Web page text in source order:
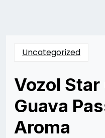
Uncategorized
Vozol
Guava
Aroma